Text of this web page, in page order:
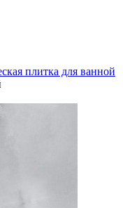
плитка для ванной